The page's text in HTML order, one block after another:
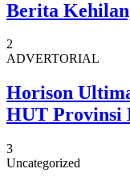
Berita
2
ADVERTORIAL
Horison
HUT Provinsi
3
Uncategorized